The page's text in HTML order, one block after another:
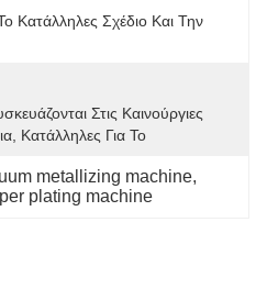
Κατάλληλες Σχέδιο Και Την
Στις Καινούργιες
Κατάλληλες Για Το
metallizing machine,
plating machine